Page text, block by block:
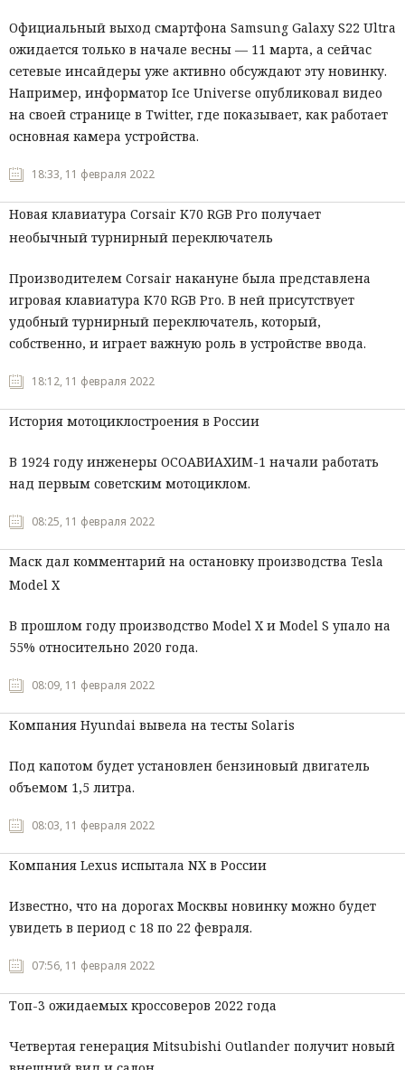
Официальный выход смартфона Samsung Galaxy S22 Ultra
ожидается только в начале весны — 11 марта, а сейчас
сетевые инсайдеры уже активно обсуждают эту новинку.
Например, информатор Ice Universe опубликовал видео
на своей странице в Twitter, где показывает, как работает
основная камера устройства.
18:33, 11 февраля 2022
Новая клавиатура Corsair K70 RGB Pro получает
необычный турнирный переключатель
Производителем Corsair накануне была представлена
игровая клавиатура K70 RGB Pro. В ней присутствует
удобный турнирный переключатель, который,
собственно, и играет важную роль в устройстве ввода.
18:12, 11 февраля 2022
История мотоциклостроения в России
В 1924 году инженеры ОСОАВИАХИМ-1 начали работать
над первым советским мотоциклом.
08:25, 11 февраля 2022
Маск дал комментарий на остановку производства Tesla
Model X
В прошлом году производство Model X и Model S упало на
55% относительно 2020 года.
08:09, 11 февраля 2022
Компания Hyundai вывела на тесты Solaris
Под капотом будет установлен бензиновый двигатель
объемом 1,5 литра.
08:03, 11 февраля 2022
Компания Lexus испытала NX в России
Известно, что на дорогах Москвы новинку можно будет
увидеть в период с 18 по 22 февраля.
07:56, 11 февраля 2022
Топ-3 ожидаемых кроссоверов 2022 года
Четвертая генерация Mitsubishi Outlander получит новый